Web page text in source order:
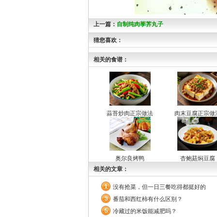
上一篇： 自制纯肉荸荠丸子
猜您喜欢：
相关的食谱：
蒜苔炒肉正宗做法 肉末豆腐正宗做
奥尔良烤鸭
杏鲍菇焖豆腐
相关的文章：
没有抢菜，但一日三餐吃得都挺好的
番茄和西红柿有什么区别？
冷藏过的米饭能减肥吗？